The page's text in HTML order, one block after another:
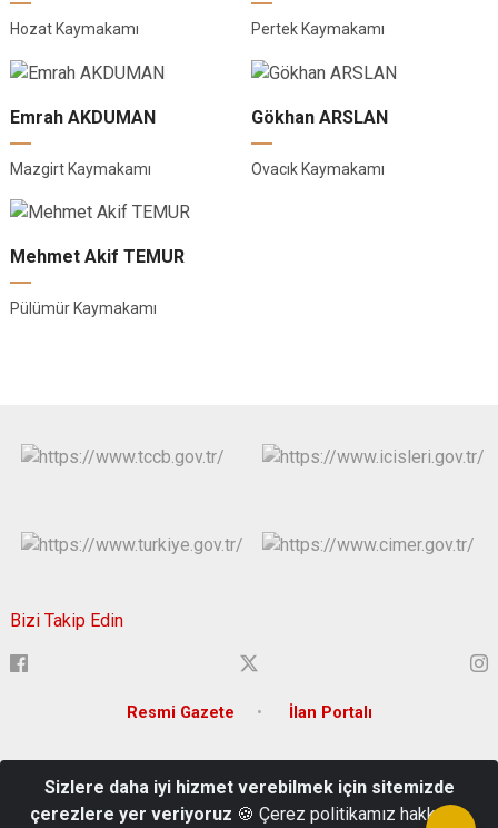
Hozat Kaymakamı Pertek Kaymakamı
Emrah AKDUMAN
Mazgirt Kaymakamı
Gökhan ARSLAN
Ovacık Kaymakamı
Mehmet Akif TEMUR
Pülümür Kaymakamı
Bizi Takip Edin
Resmi Gazete İlan Portalı
Türkiye Mail: tunceli@icisleri.gov.tr
Sizlere daha iyi hizmet verebilmek için sitemizde
çerezlere yer veriyoruz 🍪 Çerez politikamız hakkında